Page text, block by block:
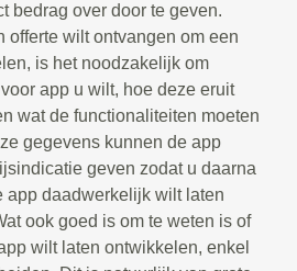
bedrag over door te geven.
offerte wilt ontvangen om een
is het noodzakelijk om
app u wilt, hoe deze eruit
wat de functionaliteiten moeten
gegevens kunnen de app
geven zodat u daarna
app daadwerkelijk wilt laten
ook goed is om te weten is of
wilt laten ontwikkelen, enkel